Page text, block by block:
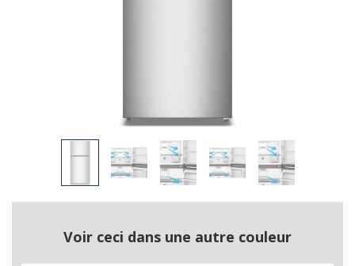
Voir ceci dans une autre couleur